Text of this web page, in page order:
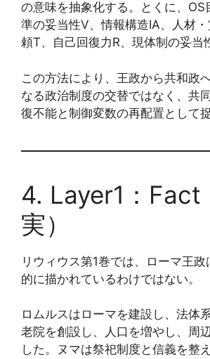
の意味を抽象化する。とくに、OS
準の妥当性V、情報構造IA、人材
頼T、自己回復力R、現体制の妥当
この方法により、王政から共和政
なる政治制度の交替ではなく、共
復不能と制御変数の再配置として捉
4. Layer1：Fact
実）
リウィウス第1巻では、ローマ王
的に描かれているわけではない。
ロムルスはローマを建設し、法体
老院を創設し、人口を増やし、周
した。ヌマは祭祀制度と信義を整